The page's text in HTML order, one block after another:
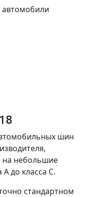
шин
на небольшие
до класса C.
стандартном